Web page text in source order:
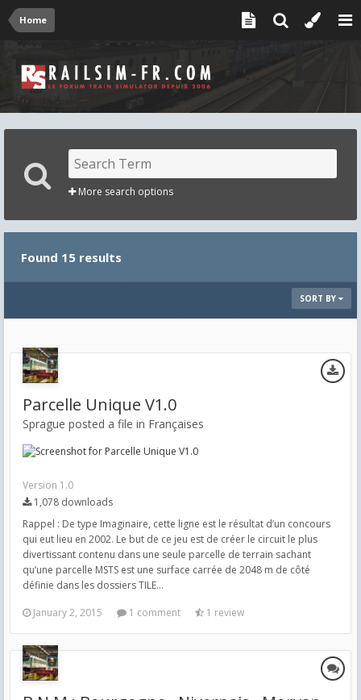
Home
More search options
Found 15 results
SORT BY
Parcelle Unique V1.0
Sprague posted a file in Françaises
Version 1.0
1,078 downloads
Rappel : De type Imaginaire, cette ligne est le résultat d’un concours
qui eut lieu en 2002. Le but de ce jeu est de créer le circuit le plus
divertissant contenu dans une seule parcelle de terrain sachant
qu’une parcelle MSTS est une surface carrée de 2048 m de côté
définie dans les dossiers TILE...
January 2, 2015
1 comment 1 review